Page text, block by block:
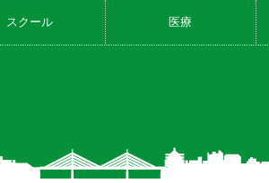
スクール 医療